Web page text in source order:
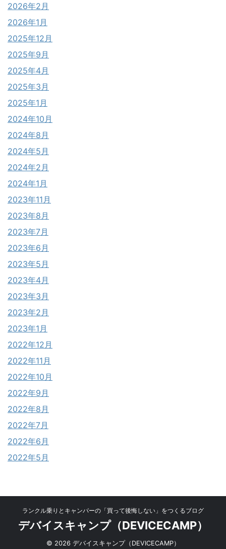
2026年2月
2026年1月
2025年12月
2025年9月
2025年4月
2025年3月
2025年1月
2024年10月
2024年8月
2024年5月
2024年2月
2024年1月
2023年11月
2023年8月
2023年7月
2023年6月
2023年5月
2023年4月
2023年3月
2023年2月
2023年1月
2022年12月
2022年11月
2022年10月
2022年9月
2022年8月
2022年7月
2022年6月
2022年5月
ランクル乗りとキャンパーの「買って後悔しない」をつくるブログ
デバイスキャンプ（DEVICECAMP）
© 2026 デバイスキャンプ（DEVICECAMP）